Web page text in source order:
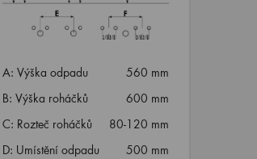
A: Výška odpadu
560 mm
B: Výška roháčků
600 mm
C: Rozteč roháčků
80-120 mm
D: Umístění odpadu
500 mm